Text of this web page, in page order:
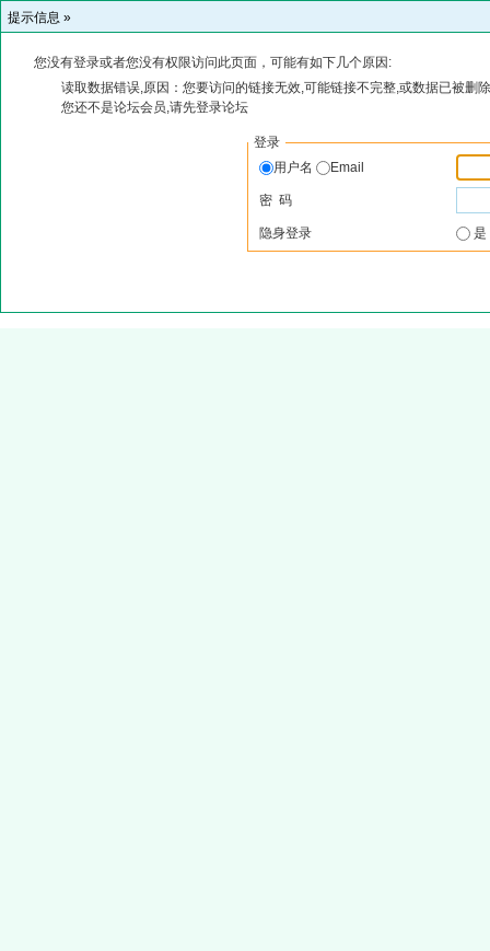
提示信息 »
您没有登录或者您没有权限访问此页面，可能有如下几个原因:
读取数据错误,原因：您要访问的链接无效,可能链接不完整,或数据已被删
您还不是论坛会员,请先登录论坛
登录
用户名
Email
密 码
隐身登录